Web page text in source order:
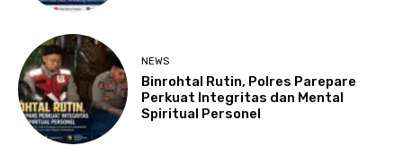
NEWS
Binrohtal Rutin, Polres Parepare
Perkuat Integritas dan Mental
Spiritual Personel